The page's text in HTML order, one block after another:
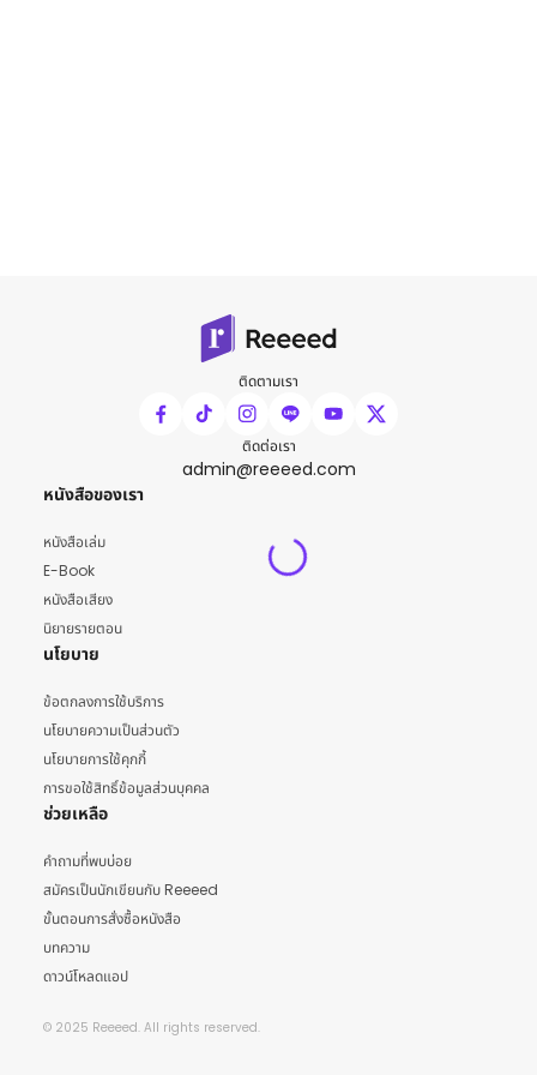
ติดตามเรา
ติดต่อเรา
admin@reeeed.com
หนังสือของเรา
หนังสือเล่ม
E-Book
หนังสือเสียง
นิยายรายตอน
นโยบาย
ข้อตกลงการใช้บริการ
นโยบายความเป็นส่วนตัว
นโยบายการใช้คุกกี้
การขอใช้สิทธิ์ข้อมูลส่วนบุคคล
ช่วยเหลือ
คำถามที่พบบ่อย
สมัครเป็นนักเขียนกับ Reeeed
ขั้นตอนการสั่งซื้อหนังสือ
บทความ
ดาวน์โหลดแอป
© 2025 Reeeed. All rights reserved.